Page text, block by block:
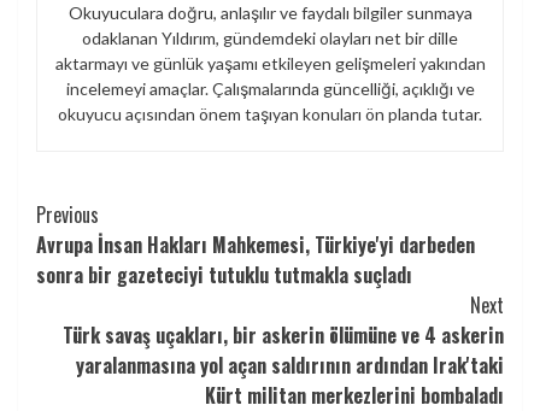
Okuyuculara doğru, anlaşılır ve faydalı bilgiler sunmaya
odaklanan Yıldırım, gündemdeki olayları net bir dille
aktarmayı ve günlük yaşamı etkileyen gelişmeleri yakından
incelemeyi amaçlar. Çalışmalarında güncelliği, açıklığı ve
okuyucu açısından önem taşıyan konuları ön planda tutar.
Continue
Reading
Previous
Avrupa İnsan Hakları Mahkemesi, Türkiye'yi darbeden
sonra bir gazeteciyi tutuklu tutmakla suçladı
Next
Türk savaş uçakları, bir askerin ölümüne ve 4 askerin
yaralanmasına yol açan saldırının ardından Irak'taki
Kürt militan merkezlerini bombaladı